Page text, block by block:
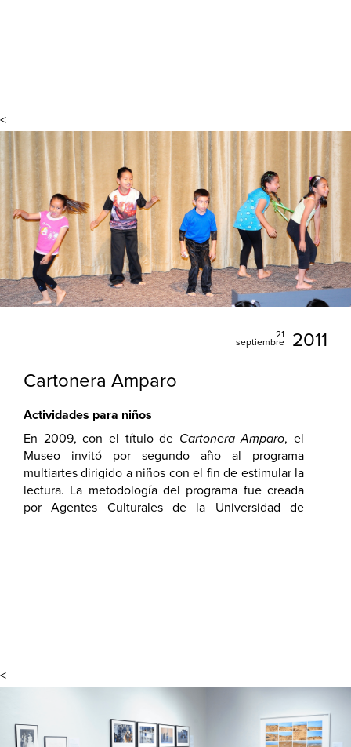
<
21
septiembre
2011
Cartonera Amparo
Actividades para niños
En 2009, con el título de Cartonera Amparo, el
Museo invitó por segundo año al programa
multiartes dirigido a niños con el fin de estimular la
lectura. La metodología del programa fue creada
por Agentes Culturales de la Universidad de
<